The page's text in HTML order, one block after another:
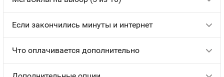
Если закончились минуты и интернет
Что оплачивается дополнительно